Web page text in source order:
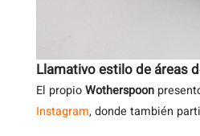
Llamativo estilo de áreas
El propioWotherspoon
Instagram, donde también